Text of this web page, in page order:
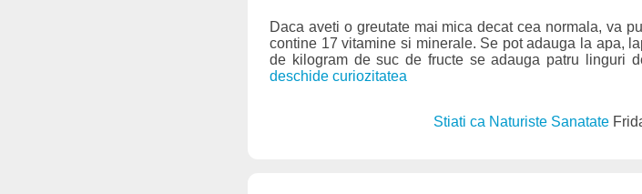
Daca aveti o greutate mai mica decat cea normala, va
contine 17 vitamine si minerale. Se pot adauga la apa,
de kilogram de suc de fructe se adauga patru linguri
deschide curiozitatea
Stiati ca Naturiste Sanatate